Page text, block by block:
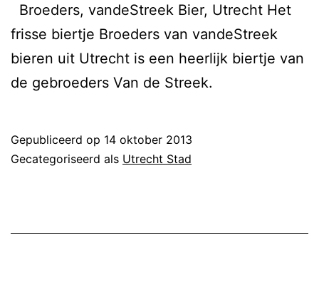
Broeders, vandeStreek Bier, Utrecht Het
frisse biertje Broeders van vandeStreek
bieren uit Utrecht is een heerlijk biertje van
de gebroeders Van de Streek.
Gepubliceerd op 14 oktober 2013
Gecategoriseerd als Utrecht Stad